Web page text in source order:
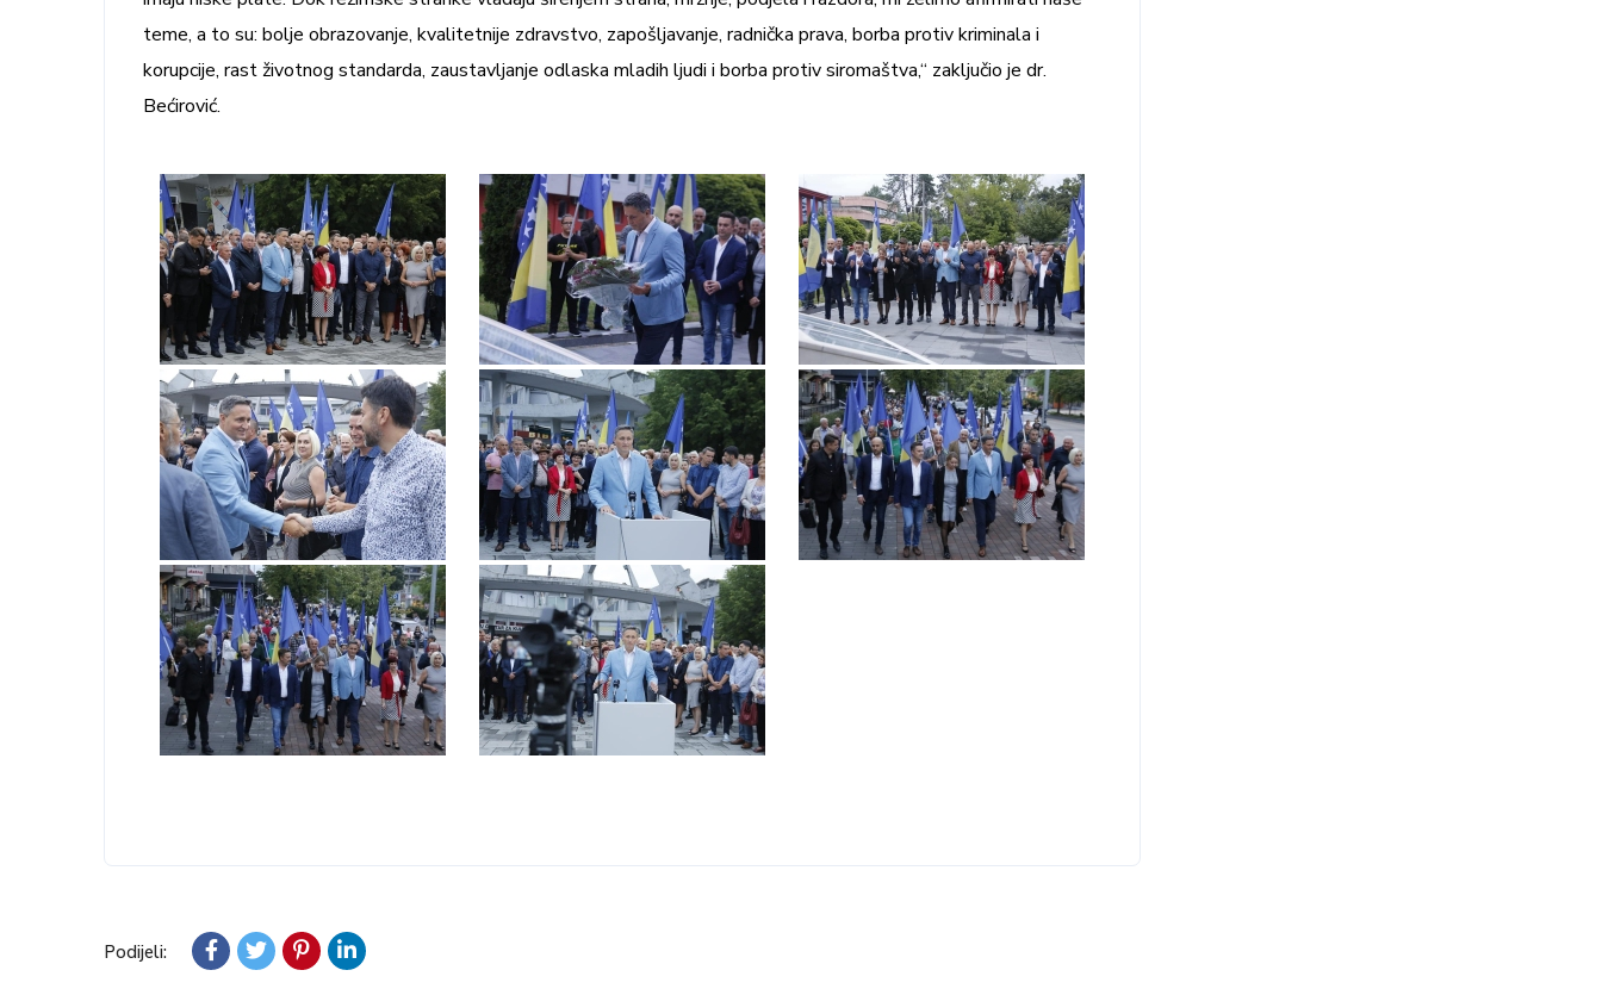
teme, a to su: bolje obrazovanje, kvalitetnije zdravstvo, zapošljavanje, radnička prava, borba protiv kriminala i
korupcije, rast životnog standarda, zaustavljanje odlaska mladih ljudi i borba protiv siromaštva,“ zaključio je dr.
Bećirović.
Podijeli: